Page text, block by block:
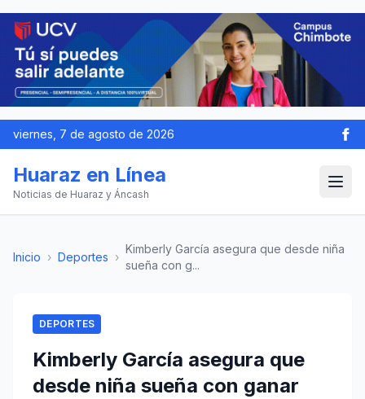
viernes, 7 de agosto de 2026
Huaraz en Línea
Noticias de Huaraz y Áncash
Inicio › Deportes ›
Kimberly García asegura que desde niña
sueña con g...
DEPORTES
Kimberly García asegura que
desde niña sueña con ganar